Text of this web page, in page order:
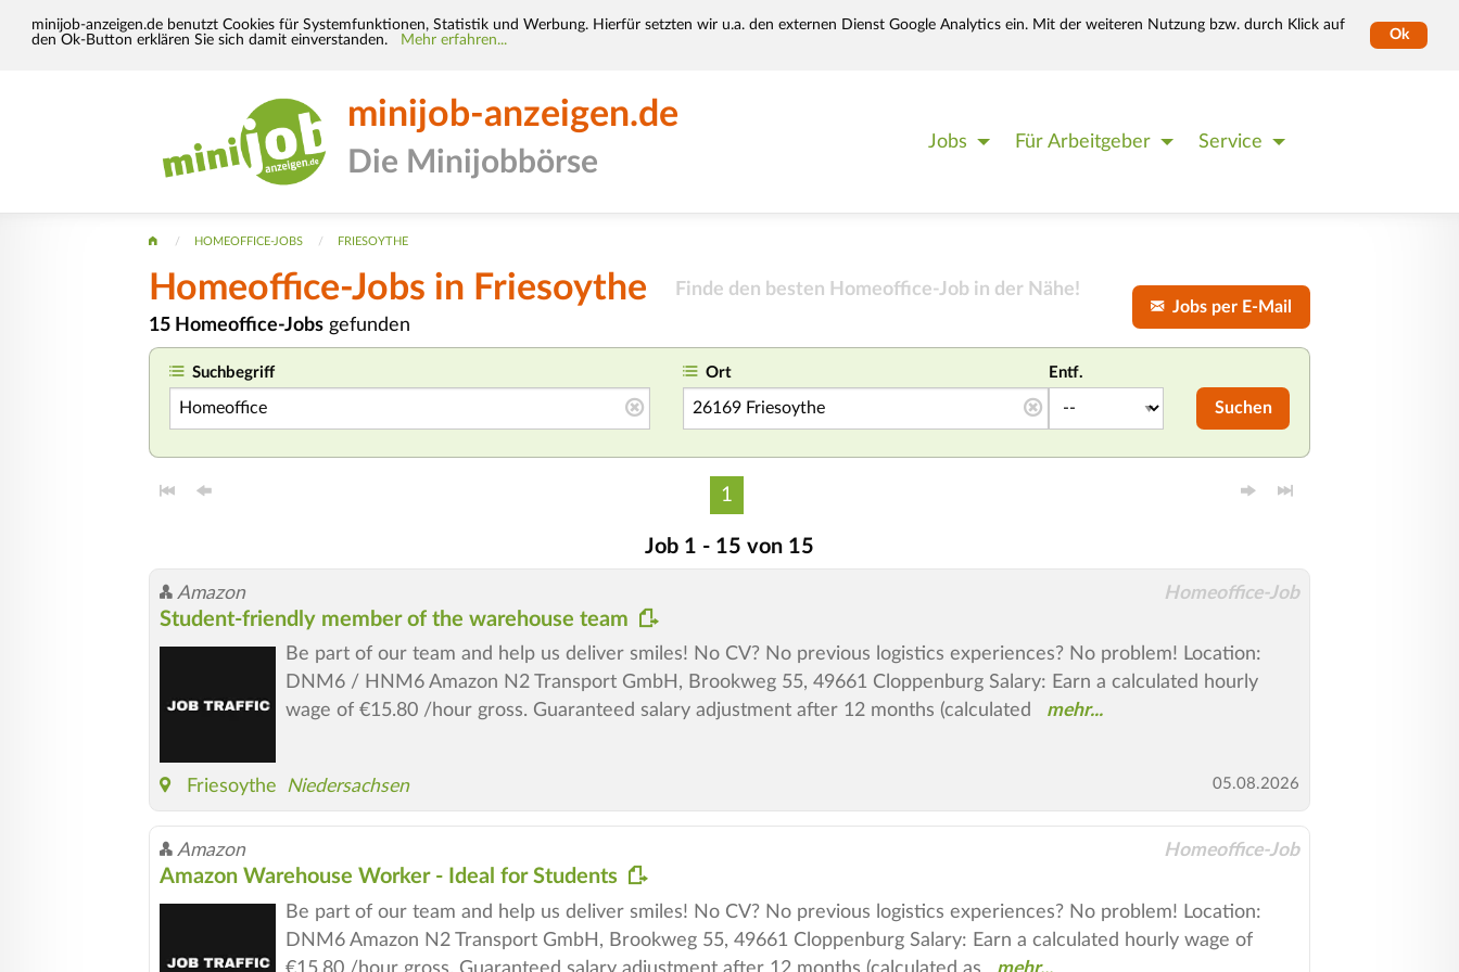
minijob-anzeigen.de benutzt Cookies für Systemfunktionen, Statistik und Werbung. Hierfür setzten wir u.a. den externen Dienst Google Analytics ein. Mit der weiteren Nutzung bzw. durch Klick auf
den Ok-Button erklären Sie sich damit einverstanden.
Mehr erfahren... Ok
minijob-anzeigen.de
Die Minijobbörse
Jobs Für Arbeitgeber Service
HOMEOFFICE-JOBS FRIESOYTHE
Homeoffice-Jobs in Friesoythe Finde den besten Homeoffice-Job in der Nähe!
15 Homeoffice-Jobs gefunden
Jobs per E-Mail
Suchbegriff Ort Entf.
Suchen
1
Job 1 - 15 von 15
Amazon Homeoffice-Job
Student-friendly member of the warehouse team
Be part of our team and help us deliver smiles! No CV? No previous logistics experiences? No problem! Location:
DNM6 / HNM6 Amazon N2 Transport GmbH, Brookweg 55, 49661 Cloppenburg Salary: Earn a calculated hourly
wage of €15.80 /hour gross. Guaranteed salary adjustment after 12 months (calculated
Friesoythe Niedersachsen 05.08.2026
Amazon Homeoffice-Job
Amazon Warehouse Worker - Ideal for Students
Be part of our team and help us deliver smiles! No CV? No previous logistics experiences? No problem! Location:
DNM6 Amazon N2 Transport GmbH, Brookweg 55, 49661 Cloppenburg Salary: Earn a calculated hourly wage of
€15.80 /hour gross. Guaranteed salary adjustment after 12 months (calculated as